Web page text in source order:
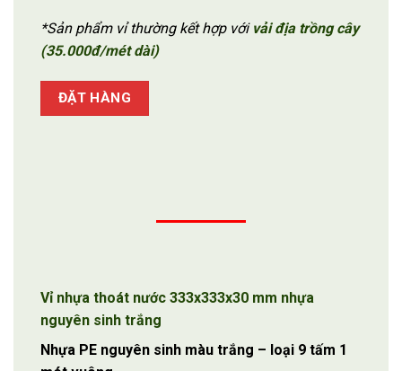
*Sản phẩm vỉ thường kết hợp với vải địa trồng cây
(35.000đ/mét dài)
ĐẶT HÀNG
Vỉ nhựa thoát nước 333x333x30 mm nhựa
nguyên sinh trắng
Nhựa PE nguyên sinh màu trắng – loại 9 tấm 1